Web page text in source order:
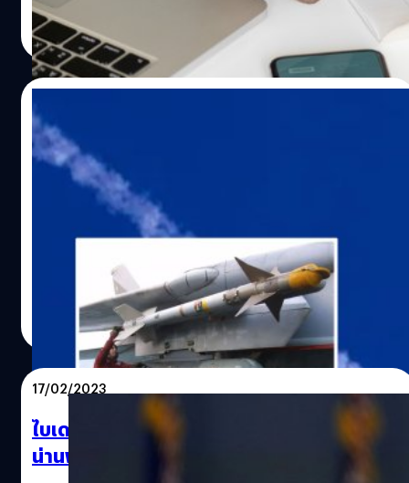
จำนวนอย่างแน่นอนและไม่ใช่เงินที่มาจากผู้เสียภาษีด้วย
สรวิชญ์ พระสุจริตวงศ์
Read More
บอลลูนที่สหรัฐฯ ใช้มิสไซล์มูลค่า 13 ล้านบาทยิง
อาจเป็นบอลลูนพลเรือนราคาแค่ 400 กว่า
ยังคงมีข่าวคืบหน้าตามออกมาเรื่อย ๆ จากกรณีที่
สหรัฐอเมริกาแจ้งว่าได้ใช้มิสไซล์มูลค่า 400,000 เหรียญ
(ประมาณ 13 ล้านบาท) ยิงบอลลูนต้องสงสัยในบริเวณฐานทัพ
อากาศแคนาดา เมื่อสัปดาห์ที่แล้ว ด้วยเหตุสงสัยว่าน่าจะเป็น
บอลลูนสอดแนมจากประเทศจีน แต่ตอนนี้เรื่องราวเหมือนจะ
โอละพ่อเสียแล้ว เพราะมีหลักฐานบ่งชี้ว่า บอลลูนดังกล่าวเป็น
ของกลุ่มนักเล่นบอลลูนสมัครเล่น ที่มีราคาเพียงแค่ 12 เหรียญ
ประมาณ 400 กว่าบาทเท่านั้น
สุชยา เกษจำรัส| 1266 days ago
Read More
17/02/2023
ไบเดนเตรียมถกสีจิ้นผิง กรณีบอลลูนจีนรุกล้ำ
น่านฟ้าสหรัฐฯ ยืนยัน! ไม่ขอโทษที่ยิงตก